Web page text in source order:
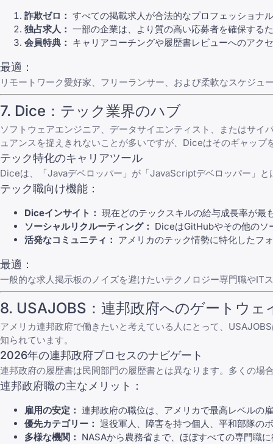
詐欺ゼロ： すべての掲載求人が合法的なプロフェッショナ
独占求人： 一部の企業は、より質の高い応募者を確保する
会員特典： キャリアコーチングや履歴書レビューへのアク
最適：
リモートワーク愛好家、フリーランサー、および柔軟なスケジュ
7. Dice ：テック業界のハブ
ソフトウェアエンジニア、データサイエンティスト、またはサイ
ュアンスを捉えきれないことが多いですが、Diceはそのギャップ
テック特化のキャリアツール
Diceは、「Javaデベロッパー」が「JavaScriptデベロッパー」
テック職向け機能：
Diceインサイト： 現在どのテックスキルの給与成長率が最
ソーシャルリクルーティング： DiceはGitHubやその他のソ
活発なコミュニティ： アメリカのテック情勢に特化したフ
最適：
一般的な求人掲示板のノイズを避けたいテクノロジー専門職やIT
8. USAJOBS ：連邦政府へのゲートウェ
アメリカ連邦政府で働きたいと考えている人にとって、 USAJOBS
知られています。
2026年の連邦政府プロセスのナビゲート
連邦政府の履歴書は民間部門の履歴書とは異なります。多くの場
連邦政府職の主なメリット：
雇用の安定： 連邦政府の職位は、アメリカで最高レベルの
優先カテゴリー： 退役軍人、障害を持つ個人、平和部隊の
多様な機関： NASAから農務省まで、ほぼすべての専門職